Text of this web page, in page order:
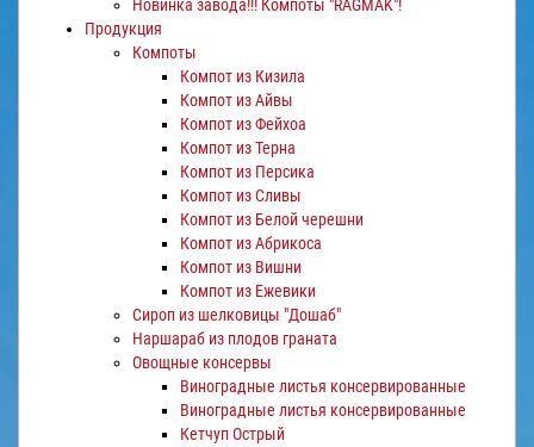
Новинка завода!!! Компоты "RAGMAK"!
Продукция
Компоты
Компот из Кизила
Компот из Айвы
Компот из Фейхоа
Компот из Терна
Компот из Персика
Компот из Сливы
Компот из Белой черешни
Компот из Абрикоса
Компот из Вишни
Компот из Ежевики
Сироп из шелковицы "Дошаб"
Наршараб из плодов граната
Овощные консервы
Виноградные листья консервированные
Виноградные листья консервированные
Кетчуп Острый